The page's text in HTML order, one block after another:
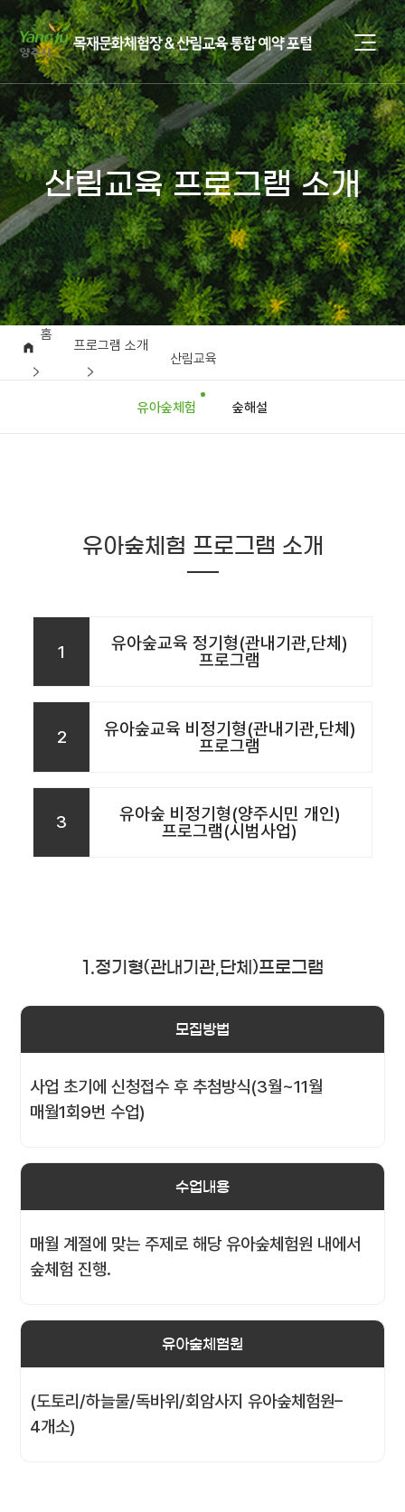
산림교육 프로그램 소개
홈
프로그램 소개
산림교육
유아숲체험 숲해설
유아숲체험 프로그램 소개
1
유아숲교육 정기형(관내기관,단체)
프로그램
2
유아숲교육 비정기형(관내기관,단체)
프로그램
3
유아숲 비정기형(양주시민 개인)
프로그램(시범사업)
1.정기형(관내기관,단체)프로그램
모집방법
사업 초기에 신청접수 후 추첨방식(3월~11월
매월1회9번 수업)
수업내용
매월 계절에 맞는 주제로 해당 유아숲체험원 내에서
숲체험 진행.
유아숲체험원
(도토리/하늘물/독바위/회암사지 유아숲체험원–
4개소)